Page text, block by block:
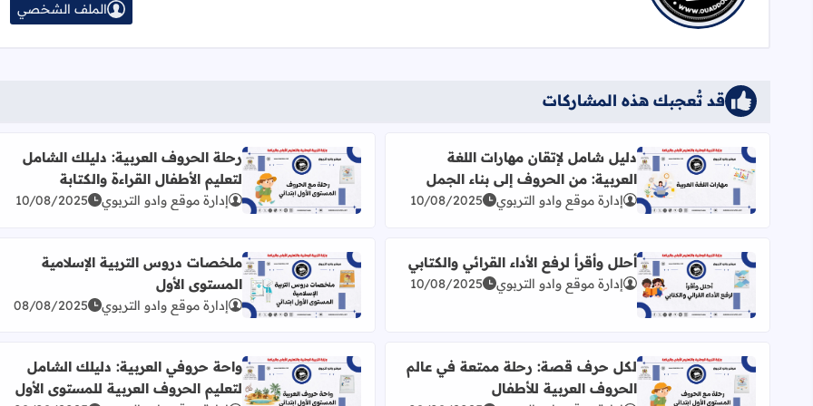
الملف الشخصي
قد تُعجبك هذه المشاركات
اقرأ المزيد عن دليل شامل لإتقان مهارات اللغة العربية: من الحروف إلى بناء الجمل
دليل شامل لإتقان مهارات اللغة
العربية: من الحروف إلى بناء الجمل
إدارة موقع وادو التربوي 10/08/2025
اقرأ المزيد عن رحلة الحروف العربية: دليلك الشامل لتعليم
رحلة الحروف العربية: دليلك الشامل
لتعليم الأطفال القراءة والكتابة
إدارة موقع وادو التربوي 10/08/2025
اقرأ المزيد عن أحلل وأقرأ لرفع الأداء القرائي والكتابي
أحلل وأقرأ لرفع الأداء القرائي والكتابي
إدارة موقع وادو التربوي 10/08/2025
اقرأ المزيد عن ملخصات دروس التربية الإسلامية
ملخصات دروس التربية الإسلامية
المستوى الأول
إدارة موقع وادو التربوي 08/08/2025
اقرأ المزيد عن لكل حرف قصة: رحلة ممتعة في عالم الحروف العربية للأطفال
لكل حرف قصة: رحلة ممتعة في عالم
الحروف العربية للأطفال
اقرأ المزيد عن واحة حروفي العربية: دليلك الشامل
واحة حروفي العربية: دليلك الشامل
لتعليم الحروف العربية للمستوى الأول